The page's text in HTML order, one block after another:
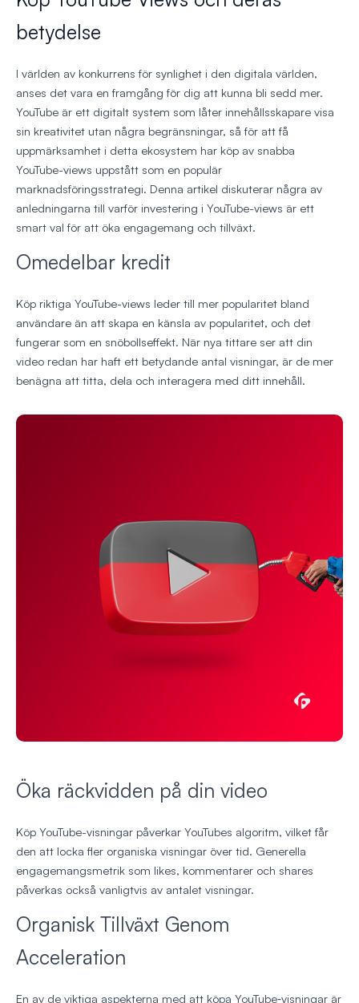
betydelse
I världen av konkurrens för synlighet i den digitala världen,
anses det vara en framgång för dig att kunna bli sedd mer.
YouTube är ett digitalt system som låter innehållsskapare visa
sin kreativitet utan några begränsningar, så för att få
uppmärksamhet i detta ekosystem har köp av snabba
YouTube-views uppstått som en populär
marknadsföringsstrategi. Denna artikel diskuterar några av
anledningarna till varför investering i YouTube-views är ett
smart val för att öka engagemang och tillväxt.
Omedelbar kredit
Köp riktiga YouTube-views leder till mer popularitet bland
användare än att skapa en känsla av popularitet, och det
fungerar som en snöbollseffekt. När nya tittare ser att din
video redan har haft ett betydande antal visningar, är de mer
benägna att titta, dela och interagera med ditt innehåll.
Öka räckvidden på din video
Köp YouTube-visningar påverkar YouTubes algoritm, vilket får
den att locka fler organiska visningar över tid. Generella
engagemangsmetrik som likes, kommentarer och shares
påverkas också vanligtvis av antalet visningar.
Organisk Tillväxt Genom
Acceleration
En av de viktiga aspekterna med att köpa YouTube‑visningar är